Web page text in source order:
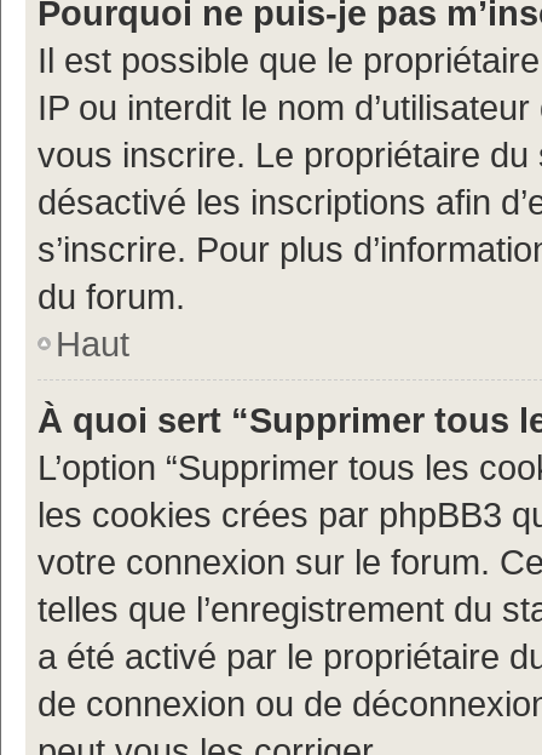
Pourquoi ne puis-je pas
Il est possible que le
IP ou interdit le nom
vous inscrire. Le propriétaire
désactivé les inscriptions afin
s’inscrire. Pour plus
du forum.
Haut
À quoi sert “Supprimer tous
L’option “Supprimer tous les
les cookies crées par phpBB3
votre connexion sur le forum.
telles que l’enregistrement du
a été activé par le propriétaire
de connexion ou de